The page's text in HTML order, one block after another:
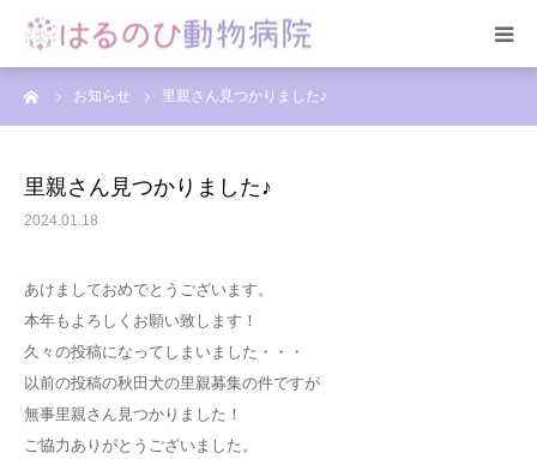
お知らせ 里親さん見つかりました♪
里親さん見つかりました♪
2024.01.18
あけましておめでとうございます。
本年もよろしくお願い致します！
久々の投稿になってしまいました・・・
以前の投稿の秋田犬の里親募集の件ですが
無事里親さん見つかりました！
ご協力ありがとうございました。
HOME
アクセス
お問合せ